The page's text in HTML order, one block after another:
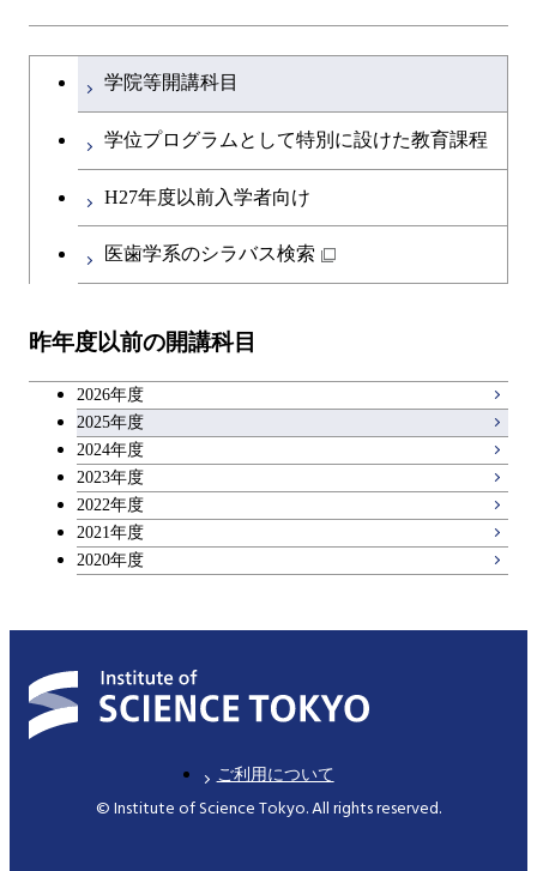
知能情報コース
エネルギー・情報コース
人間医療科学技術コース
物質・情報卓越コース
ライフエンジニアリングコ
ース
物質・情報卓越コース
コース
都市・環境学コース
コース
都市・環境学コース
開閉
エネルギーコース
エネルギー・情報コース
エンジニアリングデザイン
原子核工学コース
物質・情報卓越コース
社会・人間科学コース
イノベーション科学系
イノベーション科学コース
人間医療科学技術コース
技術経営専門職学位課程
開閉
技術経営専門職学位課程
専門科目
文系教養科目
英語科目
第二外国語科目
キャリア科目
大学院課程を切り替える
学院等開講科目
学位プログラムとして特別に設けた教育課程
H27年度以前入学者向け
医歯学系のシラバス検索
昨年度以前の開講科目
2026年度
2025年度
2024年度
2023年度
2022年度
2021年度
2020年度
ご利用について
© Institute of Science Tokyo. All rights reserved.